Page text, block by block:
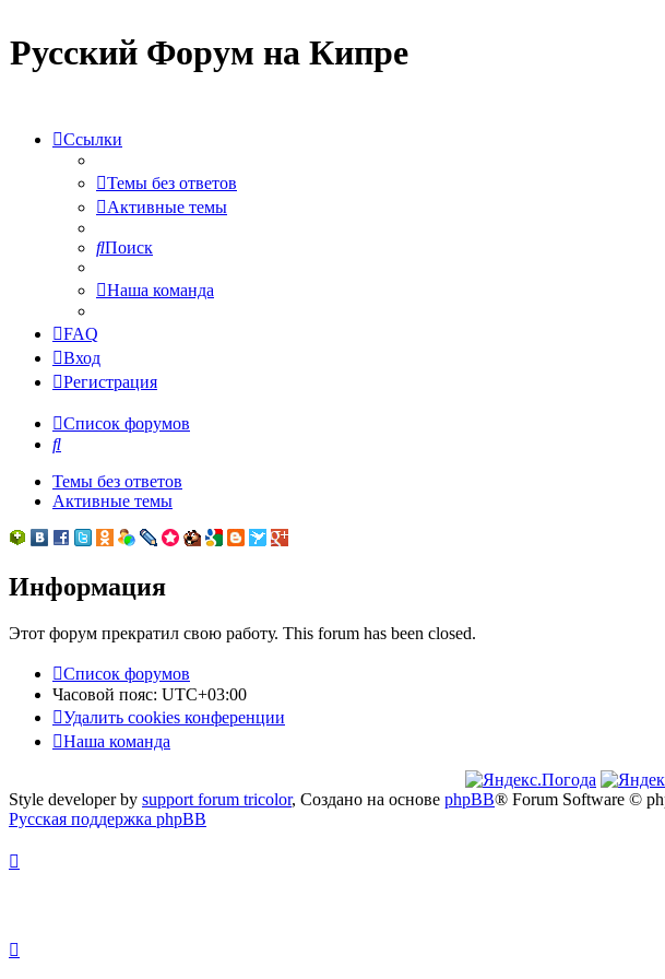
Русский Форум на Кипре
Ссылки
Темы без ответов
Активные темы
Поиск
Наша команда
FAQ
Вход
Регистрация
Список форумов
Поиск
Темы без ответов
Активные темы
Информация
Этот форум прекратил свою работу. This forum has been closed.
Список форумов
Часовой пояс: UTC+03:00
Удалить cookies конференции
Наша команда
Style developer by support forum tricolor, Создано на основе phpBB® Forum Software ©
Русская поддержка phpBB